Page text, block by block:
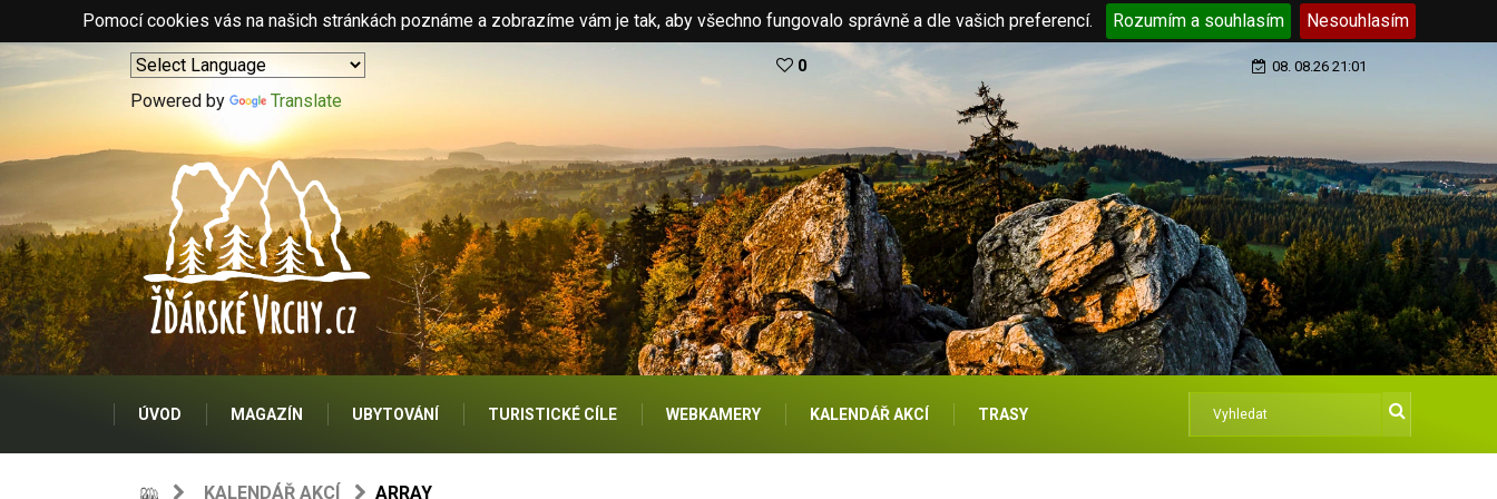
Pomocí cookies vás na našich stránkách poznáme a zobrazíme vám je tak, aby všechno fungovalo správně a dle vašich preferencí. Rozumím a souhlasím Nesouhlasím
Powered by Translate
0 08. 08.26 21:01
ÚVOD MAGAZÍN UBYTOVÁNÍ TURISTICKÉ CÍLE WEBKAMERY KALENDÁŘ AKCÍ TRASY
KALENDÁŘ AKCÍ ARRAY